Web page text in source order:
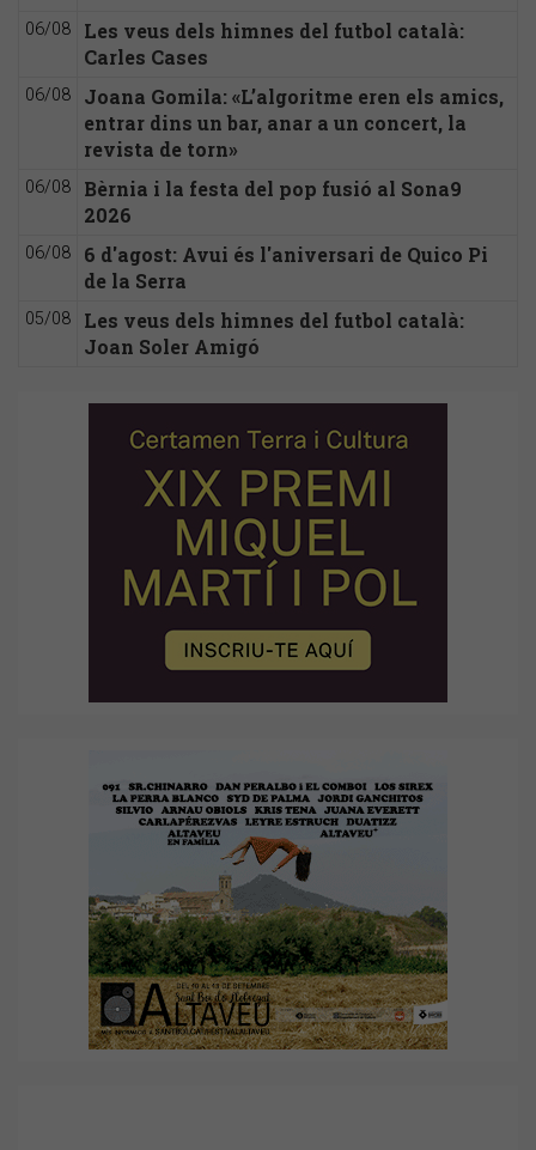
06/08
Les veus dels himnes del futbol català:
Carles Cases
06/08
Joana Gomila: «L’algoritme eren els amics,
entrar dins un bar, anar a un concert, la
revista de torn»
06/08
Bèrnia i la festa del pop fusió al Sona9
2026
06/08
6 d'agost: Avui és l'aniversari de Quico Pi
de la Serra
05/08
Les veus dels himnes del futbol català:
Joan Soler Amigó